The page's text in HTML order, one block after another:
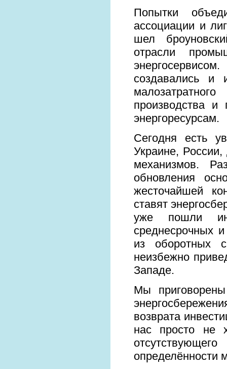
Попытки
ассоциации и
шел
отрасли
создавались и
производства
энергоресурсам.
Сегодня есть
Украине,
механизмов.
обновления
жесточайшей
ставят
уже пошли
среднесрочных
из оборотных
неизбежно
Западе.
Мы
возврата
нас просто не
определённости